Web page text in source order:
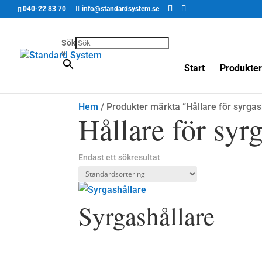
040-22 83 70 info@standardsystem.se
Sök
×
Start Produkter
Hem / Produkter märkta ”Hållare för
Hållare för
Endast ett sökresultat
Syrgashållare